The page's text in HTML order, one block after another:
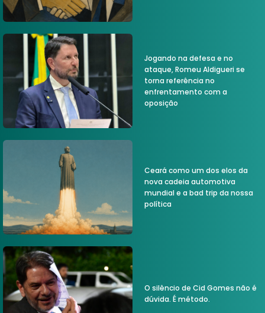
Jogando na defesa e no
ataque, Romeu Aldigueri se
torna referência no
enfrentamento com a
oposição
Ceará como um dos elos da
nova cadeia automotiva
mundial e a bad trip da nossa
política
O silêncio de Cid Gomes não é
dúvida. É método.